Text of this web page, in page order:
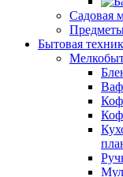
Садовая
Бытовая